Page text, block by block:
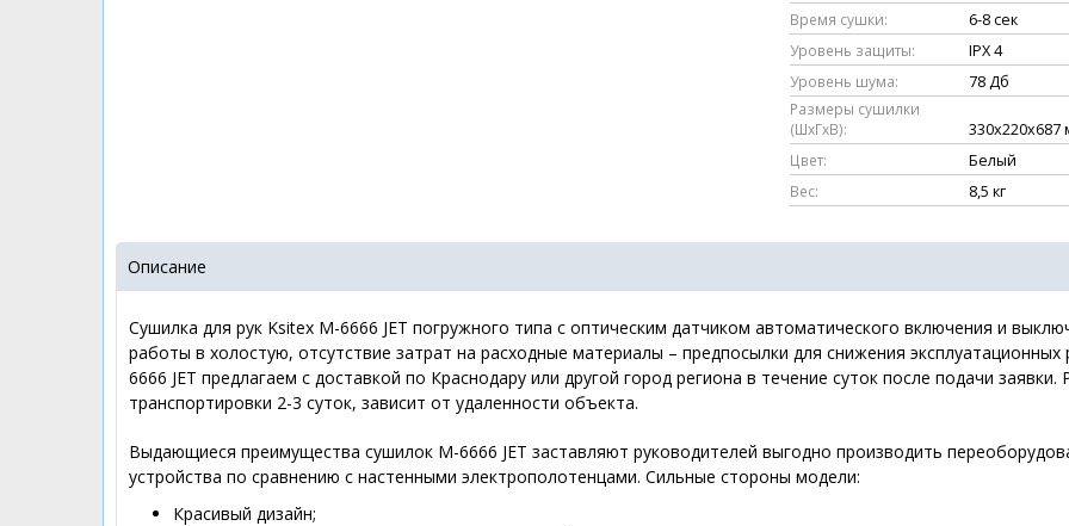
Время сушки: 6-8 сек
Уровень защиты: IPX 4
Уровень шума: 78 Дб
Размеры сушилки
(ШxГхВ):
330х220х687
Цвет: Белый
Вес: 8,5 кг
Описание
Сушилка для рук Ksitex M-6666 JET погружного типа с оптическим датчиком автоматического включения и
работы в холостую, отсутствие затрат на расходные материалы – предпосылки для снижения эксплуатационных
6666 JET предлагаем с доставкой по Краснодару или другой город региона в течение суток после подачи
транспортировки 2-3 суток, зависит от удаленности объекта.
Выдающиеся преимущества сушилок M-6666 JET заставляют руководителей выгодно производить
устройства по сравнению с настенными электрополотенцами. Сильные стороны модели:
Красивый дизайн;